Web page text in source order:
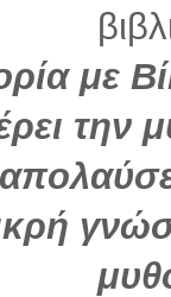
με